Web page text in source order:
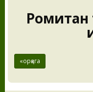
«орқага